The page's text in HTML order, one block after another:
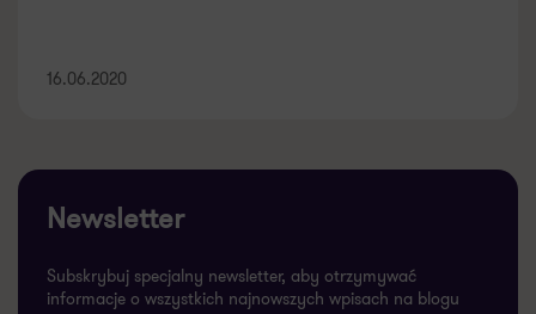
16.06.2020
Newsletter
Subskrybuj specjalny newsletter, aby otrzymywać
informacje o wszystkich najnowszych wpisach na blogu